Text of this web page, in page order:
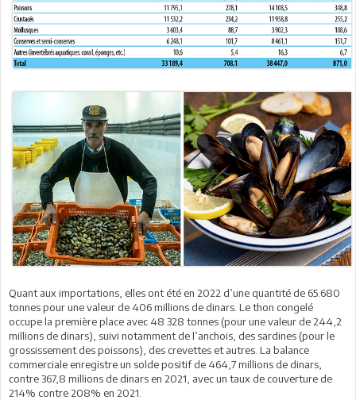
Quant aux importations, elles ont été en 2022 d’une quantité de 65.680
tonnes pour une valeur de 406 millions de dinars. Le thon congelé
occupe la première place avec 48 328 tonnes (pour une valeur de 244,2
millions de dinars), suivi notamment de l’anchois, des sardines (pour le
grossissement des poissons), des crevettes et autres. La balance
commerciale enregistre un solde positif de 464,7 millions de dinars,
contre 367,8 millions de dinars en 2021, avec un taux de couverture de
214% contre 208% en 2021.